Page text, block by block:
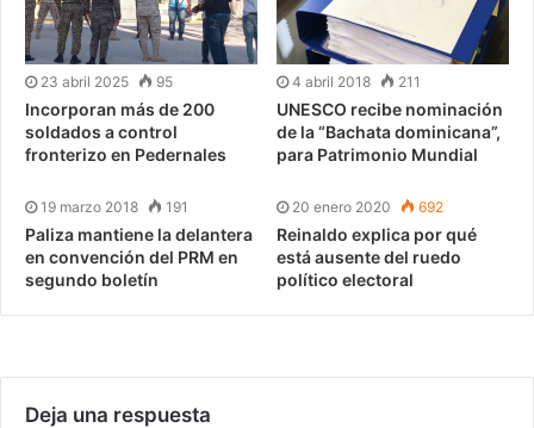
23 abril 2025 95
Incorporan más de 200
soldados a control
fronterizo en Pedernales
4 abril 2018 211
UNESCO recibe nominación
de la “Bachata dominicana”,
para Patrimonio Mundial
19 marzo 2018 191
Paliza mantiene la delantera
en convención del PRM en
segundo boletín
20 enero 2020 692
Reinaldo explica por qué
está ausente del ruedo
político electoral
Deja una respuesta